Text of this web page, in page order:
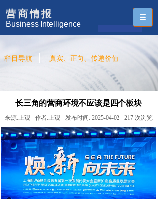
营商情报
Business Intelligence
栏目导航 真实、正向、传递价值
长三角的营商环境不应该是四个板块
来源:上观 作者:上观 发布时间: 2025-04-02 217 次浏览